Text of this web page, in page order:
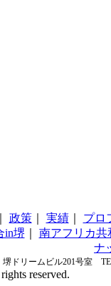
政策｜ 実績｜ プロ
in堺
南アフリカ共
ナ
ドリームビル201号室
reserved.